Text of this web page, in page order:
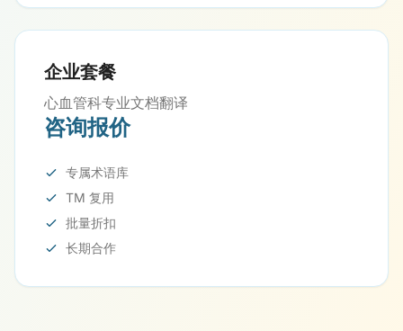
企业套餐
心血管科专业文档翻译
咨询报价
专属术语库
TM 复用
批量折扣
长期合作